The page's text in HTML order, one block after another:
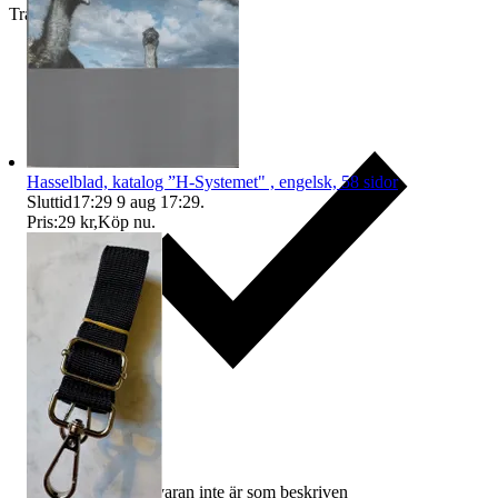
Traderas köparskydd
Ersättning om varan inte är som beskriven
Hasselblad, katalog ”H-Systemet" , engelsk, 58 sidor
Sluttid17:29 9 aug 17:29.
Pris:29 kr,Köp nu.